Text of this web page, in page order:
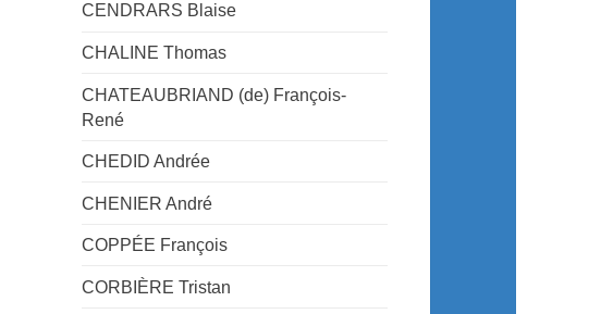
CENDRARS Blaise
CHALINE Thomas
CHATEAUBRIAND (de) François-
René
CHEDID Andrée
CHENIER André
COPPÉE François
CORBIÈRE Tristan